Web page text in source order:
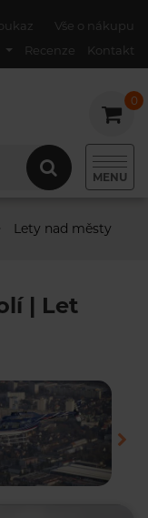
Vše o nákupu
Recenze
Kontakt
0
0
MENU
Lety nad městy
| Let